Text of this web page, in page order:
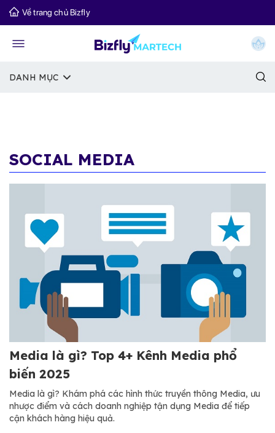
Về trang chủ Bizfly
DANH MỤC
SOCIAL MEDIA
Media là gì? Top 4+ Kênh Media phổ
biến 2025
Media là gì? Khám phá các hình thức truyền thông Media, ưu
nhược điểm và cách doanh nghiệp tận dụng Media để tiếp
cận khách hàng hiệu quả.